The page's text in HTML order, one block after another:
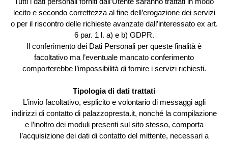
lecito e secondo correttezza al fine dell’erogazione dei servizi
o per il riscontro delle richieste avanzate dall’interessato ex art.
6 par. 1 l. a) e b) GDPR.
Il conferimento dei Dati Personali per queste finalità è
facoltativo ma l’eventuale mancato conferimento
comporterebbe l’impossibilità di fornire i servizi richiesti.
Tipologia di dati trattati
L’invio facoltativo, esplicito e volontario di messaggi agli
indirizzi di contatto di palazzopresta.it, nonché la compilazione
e l’inoltro dei moduli presenti sul sito stesso, comporta
l’acquisizione dei dati di contatto del mittente, necessari a